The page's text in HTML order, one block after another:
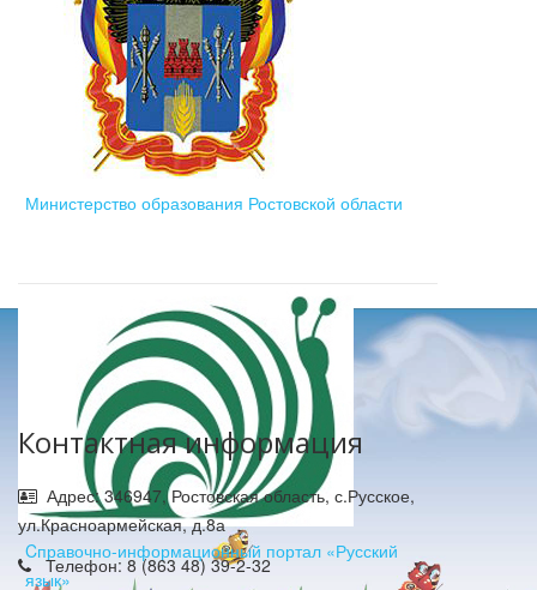
Министерство образования Ростовской области
Cправочно-информационный портал «Русский
язык»
Контактная информация
Адрес: 346947, Ростовская область, с.Русское,
ул.Красноармейская, д.8а
Телефон: 8 (863 48) 39-2-32